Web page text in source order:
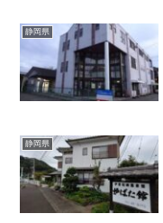
静岡県
静岡県